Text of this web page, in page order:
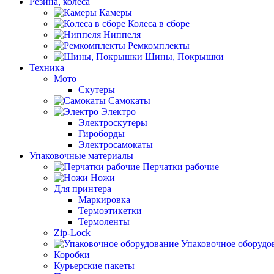
Камеры
Колеса в сборе
Ниппеля
Ремкомплекты
Шины, Покрышки
Техника
Мото
Скутеры
Самокаты
Электро
Электроскутеры
Гироборды
Электросамокаты
Упаковочные материалы
Перчатки рабочие
Ножи
Для принтера
Маркировка
Термоэтикетки
Термоленты
Zip-Lock
Упаковочное
Коробки
Курьерские пакеты